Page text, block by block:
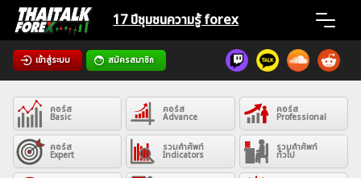
Skip
content
17 ปีชุมชนความรู้ forex
เข้าสู่ระบบ สมัครสมาชิก
Home
News
Articles
คอร์ส
Basic
คอร์ส
Advance
คอร์ส
Professional
คอร์ส
Expert
รวมคำศัพท์
Indicators
รวมคำศัพท์
ทั่วไป